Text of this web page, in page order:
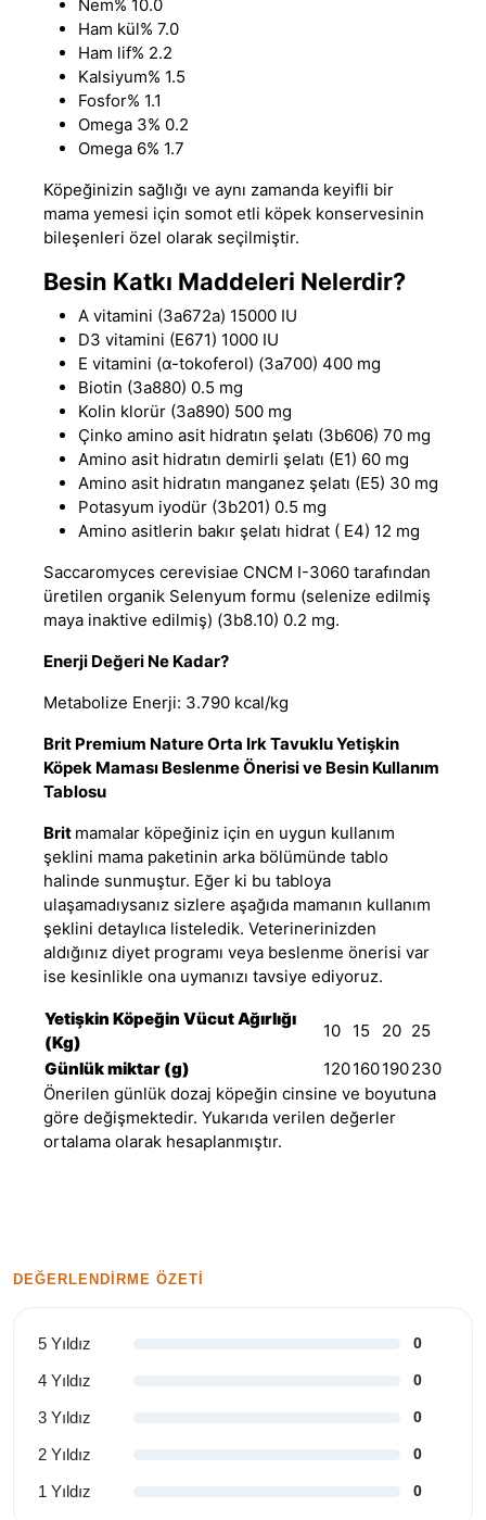
Nem% 10.0
Ham kül% 7.0
Ham lif% 2.2
Kalsiyum% 1.5
Fosfor% 1.1
Omega 3% 0.2
Omega 6% 1.7
Köpeğinizin sağlığı ve aynı zamanda keyifli bir
mama yemesi için somot etli köpek konservesinin
bileşenleri özel olarak seçilmiştir.
Besin Katkı Maddeleri Nelerdir?
A vitamini (3a672a) 15000 IU
D3 vitamini (E671) 1000 IU
E vitamini (α-tokoferol) (3a700) 400 mg
Biotin (3a880) 0.5 mg
Kolin klorür (3a890) 500 mg
Çinko amino asit hidratın şelatı (3b606) 70 mg
Amino asit hidratın demirli şelatı (E1) 60 mg
Amino asit hidratın manganez şelatı (E5) 30 mg
Potasyum iyodür (3b201) 0.5 mg
Amino asitlerin bakır şelatı hidrat ( E4) 12 mg
Saccaromyces cerevisiae CNCM I-3060 tarafından
üretilen organik Selenyum formu (selenize edilmiş
maya inaktive edilmiş) (3b8.10) 0.2 mg.
Enerji Değeri Ne Kadar?
Metabolize Enerji: 3.790 kcal/kg
Brit Premium Nature Orta Irk Tavuklu Yetişkin
Köpek Maması Beslenme Önerisi ve Besin Kullanım
Tablosu
Brit mamalar köpeğiniz için en uygun kullanım
şeklini mama paketinin arka bölümünde tablo
halinde sunmuştur. Eğer ki bu tabloya
ulaşamadıysanız sizlere aşağıda mamanın kullanım
şeklini detaylıca listeledik. Veterinerinizden
aldığınız diyet programı veya beslenme önerisi var
ise kesinlikle ona uymanızı tavsiye ediyoruz.
Yetişkin Köpeğin Vücut Ağırlığı
(Kg)
10 15 20 25
Günlük miktar (g)
120160190230
Önerilen günlük dozaj köpeğin cinsine ve boyutuna
göre değişmektedir. Yukarıda verilen değerler
ortalama olarak hesaplanmıştır.
DEĞERLENDIRME ÖZETI
5 Yıldız 0
4 Yıldız 0
3 Yıldız 0
2 Yıldız 0
1 Yıldız 0